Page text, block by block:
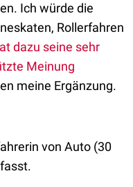
Ich würde die
Rollerfahren
dazu seine sehr
Meinung
meine Ergänzung.
von Auto (30